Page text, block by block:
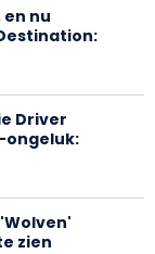
nu
Driver
zien